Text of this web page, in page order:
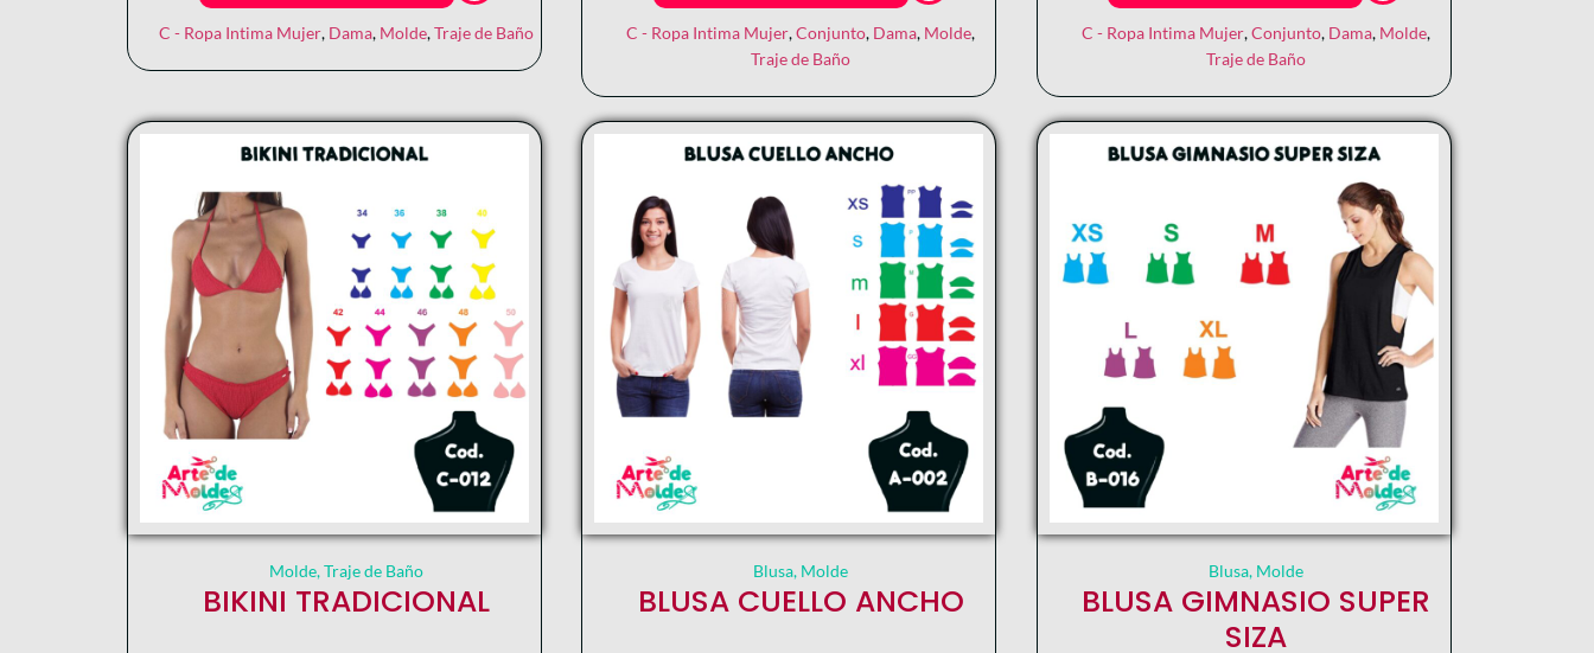
C - Ropa Intima Mujer, Dama, Molde,Traje de Baño C - Ropa Intima Mujer,Conjunto, Dama, Molde,
Traje de Baño
C - Ropa Intima Mujer,Conjunto, Dama, Molde,
Traje de Baño
Molde,Traje de Baño
BIKINI TRADICIONAL
Blusa, Molde
BLUSA CUELLO ANCHO
Blusa, Molde
BLUSA GIMNASIO SUPER
SIZA